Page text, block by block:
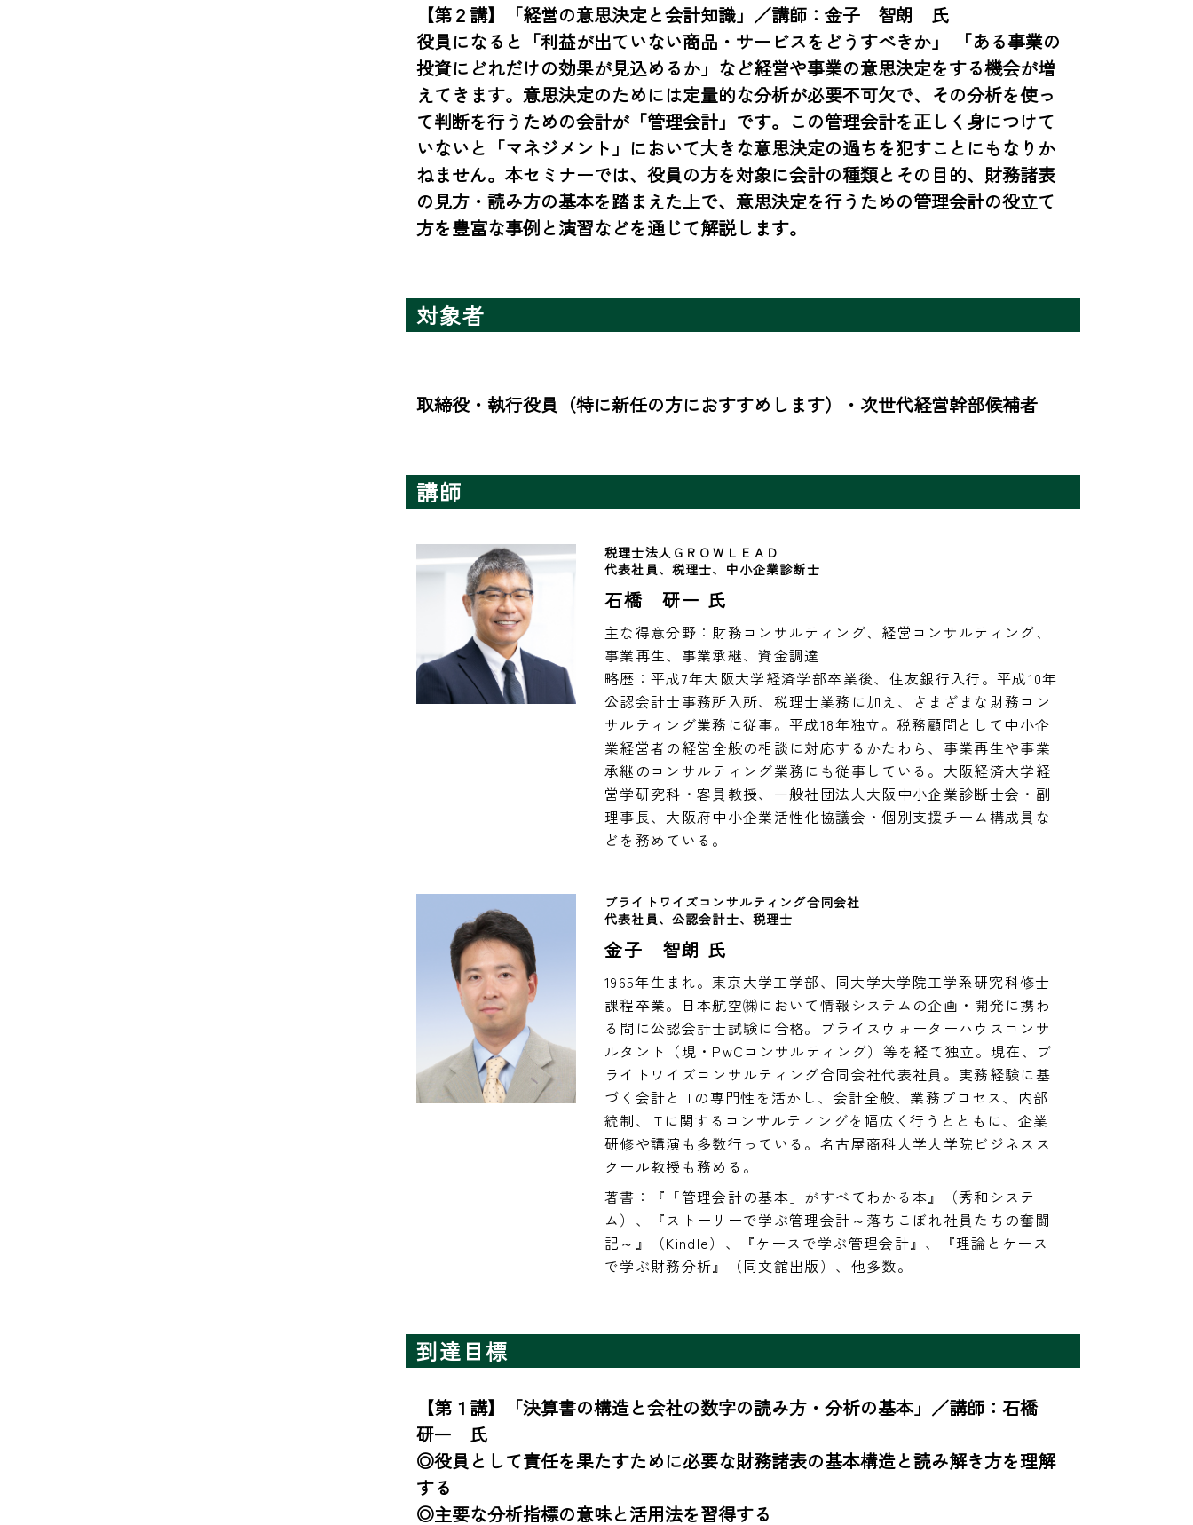
【第２講】「経営の意思決定と会計知識」／講師：金子　智朗　氏
役員になると「利益が出ていない商品・サービスをどうすべきか」 「ある事業の
投資にどれだけの効果が見込めるか」など経営や事業の意思決定をする機会が増
えてきます。意思決定のためには定量的な分析が必要不可欠で、その分析を使っ
て判断を行うための会計が「管理会計」です。この管理会計を正しく身につけて
いないと「マネジメント」において大きな意思決定の過ちを犯すことにもなりか
ねません。本セミナーでは、役員の方を対象に会計の種類とその目的、財務諸表
の見方・読み方の基本を踏まえた上で、意思決定を行うための管理会計の役立て
方を豊富な事例と演習などを通じて解説します。
対象者
取締役・執行役員（特に新任の方におすすめします）・次世代経営幹部候補者
講師
税理士法人ＧＲＯＷＬＥＡＤ
代表社員、税理士、中小企業診断士
石橋 研一 氏
主な得意分野：財務コンサルティング、経営コンサルティング、
事業再生、事業承継、資金調達
略歴：平成7年大阪大学経済学部卒業後、住友銀行入行。平成10年
公認会計士事務所入所、税理士業務に加え、さまざまな財務コン
サルティング業務に従事。平成18年独立。税務顧問として中小企
業経営者の経営全般の相談に対応するかたわら、事業再生や事業
承継のコンサルティング業務にも従事している。大阪経済大学経
営学研究科・客員教授、一般社団法人大阪中小企業診断士会・副
理事長、大阪府中小企業活性化協議会・個別支援チーム構成員な
どを務めている。
ブライトワイズコンサルティング合同会社
代表社員、公認会計士、税理士
金子 智朗 氏
1965年生まれ。東京大学工学部、同大学大学院工学系研究科修士
課程卒業。日本航空㈱において情報システムの企画・開発に携わ
る間に公認会計士試験に合格。プライスウォーターハウスコンサ
ルタント（現・PwCコンサルティング）等を経て独立。現在、ブ
ライトワイズコンサルティング合同会社代表社員。実務経験に基
づく会計とITの専門性を活かし、会計全般、業務プロセス、内部
統制、ITに関するコンサルティングを幅広く行うとともに、企業
研修や講演も多数行っている。名古屋商科大学大学院ビジネスス
クール教授も務める。
著書：『「管理会計の基本」がすべてわかる本』（秀和システ
ム）、『ストーリーで学ぶ管理会計～落ちこぼれ社員たちの奮闘
記～』（Kindle）、『ケースで学ぶ管理会計』、『理論とケース
で学ぶ財務分析』（同文舘出版）、他多数。
到達目標
【第１講】「決算書の構造と会社の数字の読み方・分析の基本」／講師：石橋
研一　氏
◎役員として責任を果たすために必要な財務諸表の基本構造と読み解き方を理解
する
◎主要な分析指標の意味と活用法を習得する